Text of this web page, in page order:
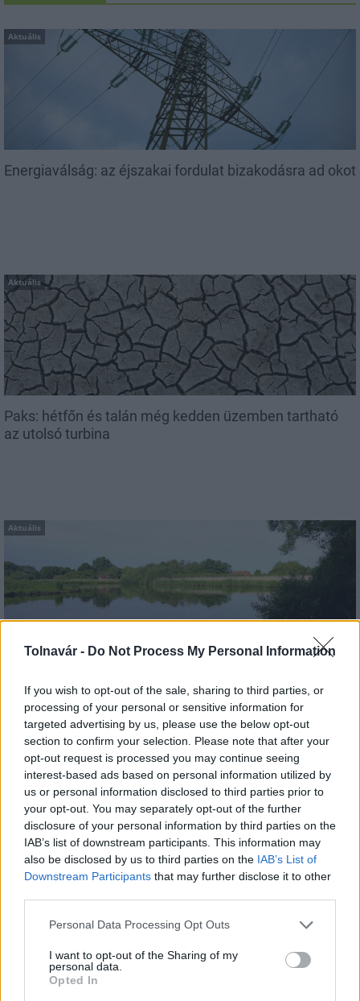
Tolnavár - Do Not Process My Personal Information
If you wish to opt-out of the sale, sharing to third parties, or
processing of your personal or sensitive information for
targeted advertising by us, please use the below opt-out
section to confirm your selection. Please note that after your
opt-out request is processed you may continue seeing
interest-based ads based on personal information utilized by
us or personal information disclosed to third parties prior to
your opt-out. You may separately opt-out of the further
disclosure of your personal information by third parties on the
IAB’s list of downstream participants. This information may
also be disclosed by us to third parties on the IAB’s List of
Downstream Participants that may further disclose it to other
Please note that this website/app uses one or more Google
not limited to your visit or usage behaviour. You may click to
grant or deny consent to Google and its third-party tags to
use your data for below specified purposes in below Google
Personal Data Processing Opt Outs
I want to opt-out of the Sharing of my
personal data.
Opted In
Aktuális
Energiaválság: az éjszakai fordulat bizakodásra ad okot
Aktuális
Paks: hétfőn és talán még kedden üzemben tartható
az utolsó turbina
Aktuális
Az atomerőmű egyetlen hatása a környezetre, hogy a
MAGYAR ÉPÍTŐK
Mi épül?